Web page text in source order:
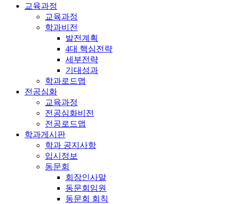
교육과정
교육과정
학과비전
발전계획
4대 핵심전략
세부전략
기대성과
학과로드맵
전공심화
교육과정
전공심화비전
전공로드맵
학과게시판
학과 공지사항
입시정보
동문회
회장인사말
동문회임원
동문회 회칙